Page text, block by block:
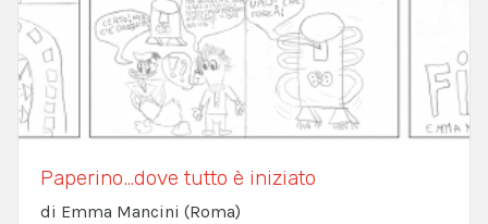
Paperino…dove tutto è iniziato
di Emma Mancini (Roma)